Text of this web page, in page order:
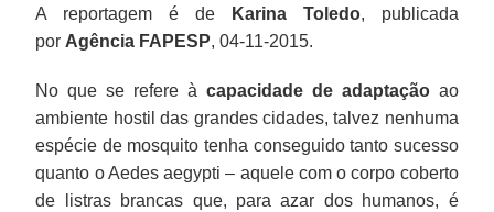
A reportagem é de Karina Toledo, publicada
por Agência FAPESP, 04-11-2015.
No que se refere à capacidade de adaptaçãoao
ambiente hostil das grandes cidades, talvez nenhuma
espécie de mosquito tenha conseguido tanto sucesso
quanto o Aedes aegypti – aquele com o corpo coberto
de listras brancas que, para azar dos humanos, é